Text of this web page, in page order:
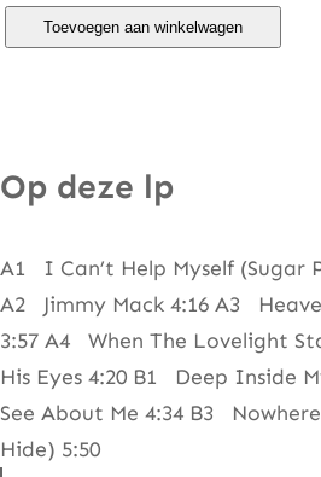
e
o
i
n
t
e
r
Toevoegen aan winkelwagen
Op deze lp
A1 I Can’t Help Myself (Sugar
A2 Jimmy Mack 4:16 A3
3:57 A4 When The Lovelight
His Eyes 4:20 B1 Deep Inside
See About Me 4:34 B3
Hide) 5:50